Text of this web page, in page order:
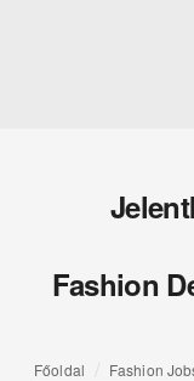
Fashion
Főoldal Fashion